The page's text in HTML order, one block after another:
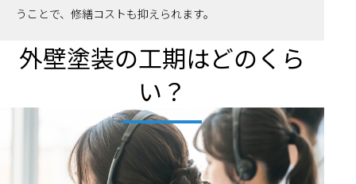
うことで、修繕コストも抑えられます。
外壁塗装の工期はどのくら
い？